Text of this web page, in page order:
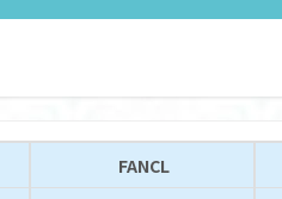
FANCL